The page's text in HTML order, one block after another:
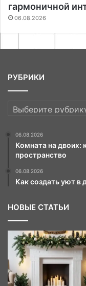
гармоничной
06.08.2026
РУБРИКИ
РУБРИКИ
06.08.2026
Комната на двоих:
пространство
06.08.2026
Как создать уют
НОВЫЕ СТАТЬИ